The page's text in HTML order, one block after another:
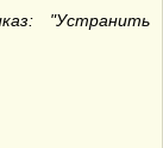
"Устранить